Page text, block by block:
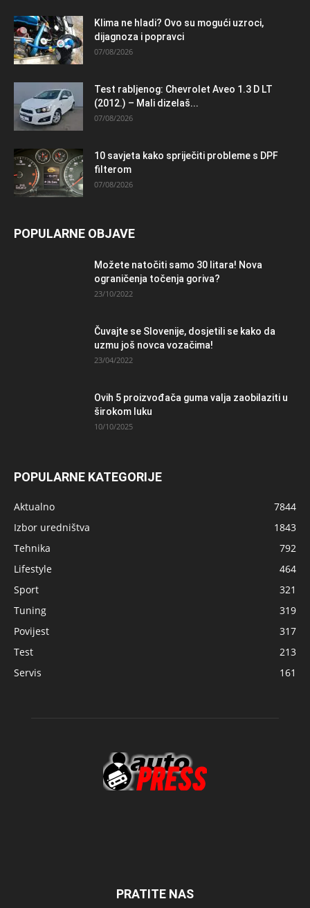
Klima ne hladi? Ovo su mogući uzroci,
dijagnoza i popravci
07/08/2026
Test rabljenog: Chevrolet Aveo 1.3 D LT
(2012.) – Mali dizelaš...
07/08/2026
10 savjeta kako spriječiti probleme s DPF
filterom
07/08/2026
POPULARNE OBJAVE
Možete natočiti samo 30 litara! Nova
ograničenja točenja goriva?
23/10/2022
Čuvajte se Slovenije, dosjetili se kako da
uzmu još novca vozačima!
23/04/2022
Ovih 5 proizvođača guma valja zaobilaziti u
širokom luku
10/10/2025
POPULARNE KATEGORIJE
Aktualno
7844
Izbor uredništva
1843
Tehnika
792
Lifestyle
464
Sport
321
Tuning
319
Povijest
317
Test
213
Servis
161
PRATITE NAS